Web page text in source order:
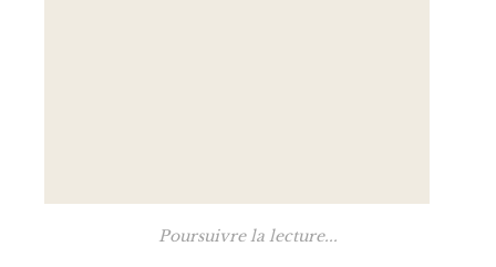
Poursuivre la lecture...